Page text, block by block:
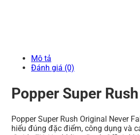
Mô tả
Đánh giá (0)
Popper Super
Popper Super Rush Original Never
hiểu đúng đặc điểm, công dụng và